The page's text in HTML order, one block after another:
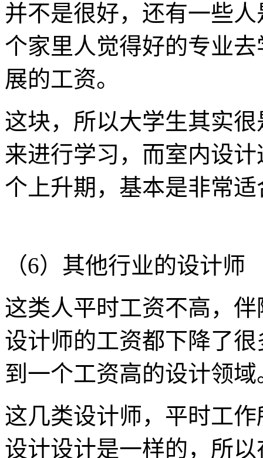
并不是很好，还有一些
个家里人觉得好的专业
展的工资。
这块，所以大学生其实
来进行学习，而室内设
个上升期，基本是非常适
（6）其他行业的设计师
这类人平时工资不高，
设计师的工资都下降了
到一个工资高的设计领域
这几类设计师，平时工
设计设计是一样的，所